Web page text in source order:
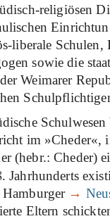
religiösen
liberale Schulen,
sowie die
Weimarer
im »Cheder«,
(hebr.: Cheder)
. Jahrhunderts
→
Eltern